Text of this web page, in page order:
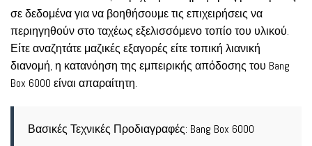
σε δεδομένα για να βοηθήσουμε τις επιχειρήσεις να
περιηγηθούν στο ταχέως εξελισσόμενο τοπίο του υλικού.
Είτε αναζητάτε μαζικές εξαγορές είτε τοπική λιανική
διανομή, η κατανόηση της εμπειρικής απόδοσης του Bang
Box 6000 είναι απαραίτητη.
Βασικές Τεχνικές Προδιαγραφές: Bang Box 6000